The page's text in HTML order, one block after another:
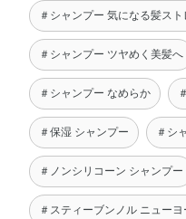
＃シャンプー 気になる髪スト
＃シャンプー ツヤめく美髪へ
＃シャンプー なめらか
＃保湿 シャンプー ＃シ
＃ノンシリコーン シャンプー
＃スティーブンノル ニュー